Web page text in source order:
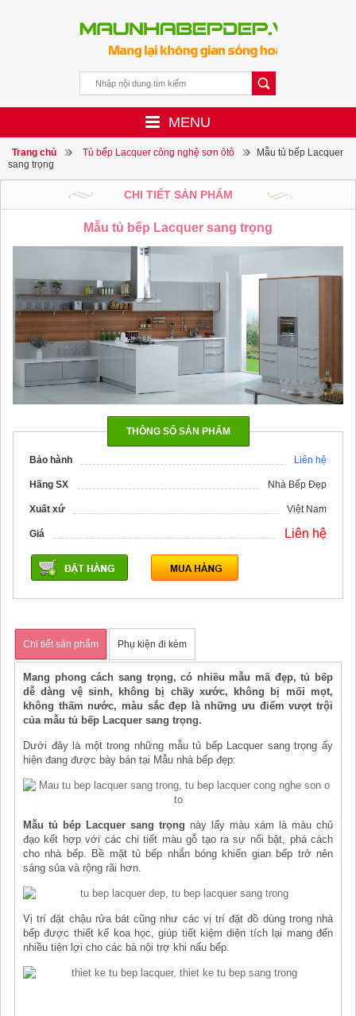
MENU
Trang chủ Tủ bếp Lacquer công nghệ sơn ôtô
Mẫu tủ bếp Lacquer
sang trọng
CHI TIẾT SẢN PHẨM
Mẫu tủ bếp Lacquer sang trọng
THÔNG SỐ SẢN PHẨM
Bảo hành Liên hệ
Hãng SX Nhà Bếp Đẹp
Xuất xứ Việt Nam
Giá Liên hệ
Chi tiết sản phẩm Phụ kiện đi kèm
Mang phong cách sang trọng, có nhiều mẫu mã đẹp, tủ bếp
dễ dàng vệ sinh, không bị chầy xước, không bị mối mọt,
không thấm nước, màu sắc đẹp là những ưu điểm vượt trội
của mẫu tủ bếp Lacquer sang trọng.
Dưới đây là một trong những mẫu tủ bếp Lacquer sang trọng ấy
hiện đang được bày bán tại Mẫu nhà bếp đẹp:
Mẫu tủ bép Lacquer sang trọng này lấy màu xám là màu chủ
đạo kết hợp với các chi tiết màu gỗ tạo ra sự nổi bật, phá cách
cho nhà bếp. Bề mặt tủ bếp nhắn bóng khiến gian bếp trở nên
sáng sủa và rộng rãi hơn.
Vị trí đặt chậu rửa bát cũng như các vị trí đặt đồ dùng trong nhà
bếp được thiết kế koa học, giúp tiết kiệm diện tích lại mang đến
nhiều tiện lợi cho các bà nội trợ khi nấu bếp.